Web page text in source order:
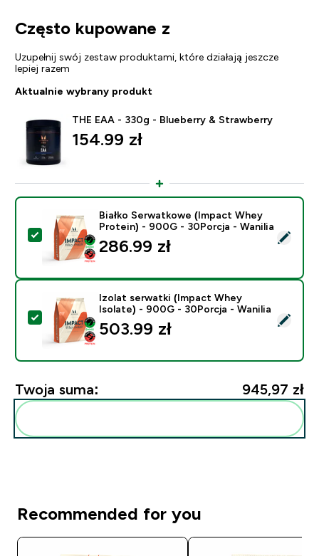
Często kupowane z
Uzupełnij swój zestaw produktami, które działają jeszcze
lepiej razem
Aktualnie wybrany produkt
THE EAA - 330g - Blueberry & Strawberry
154.99 zł‎
Wybierz ten produkt - Białko Serwatkowe (Impact
Białko Serwatkowe (Impact Whey
Protein) - 900G - 30Porcja - Wanilia
286.99 zł‎
Wybierz ten produkt - Izolat serwatki (Impact Whey
Izolat serwatki (Impact Whey
Isolate) - 900G - 30Porcja - Wanilia
503.99 zł‎
Twoja suma: 945,97 zł‎
Recommended for you